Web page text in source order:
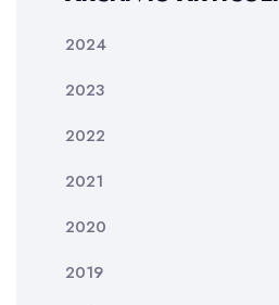
2024
2023
2022
2021
2020
2019